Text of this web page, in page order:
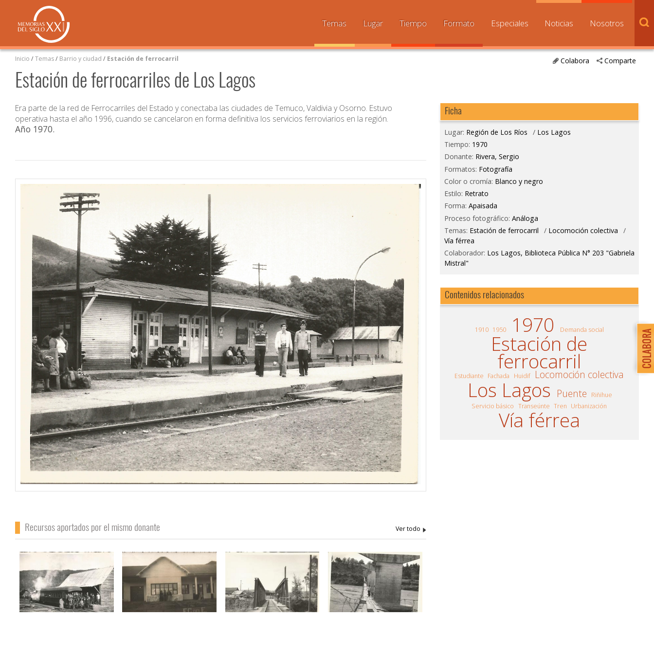
Temas Lugar Tiempo Formato Especiales Noticias Nosotros
Comparte
Colabora
Inicio /Temas/ Barrio y ciudad / Estación de ferrocarril
Estación de ferrocarriles de Los Lagos
Era parte de la red de Ferrocarriles del Estado y conectaba las ciudades de Temuco, Valdivia y Osorno. Estuvo
operativa hasta el año 1996, cuando se cancelaron en forma definitiva los servicios ferroviarios en la región.
Año 1970.
Recursos aportados por el mismo donante
Ficha
Lugar: Región de Los Ríos / Los Lagos
Tiempo: 1970
Donante: Rivera, Sergio
Formatos: Fotografía
Color o cromía: Blanco y negro
Estilo: Retrato
Forma: Apaisada
Proceso fotográfico: Análoga
Temas: Estación de ferrocarril / Locomoción colectiva
/
Vía férrea
Colaborador: Los Lagos, Biblioteca Pública N° 203 "Gabriela
Mistral"
Contenidos relacionados
1910 1950 1970 Demanda social
Estación de
ferrocarril
Estudiante Fachada Huidif Locomoción colectiva
Los Lagos Puente
Riñihue
Servicio básico Transeúnte Tren Urbanización
Vía férrea